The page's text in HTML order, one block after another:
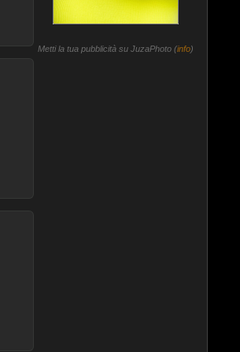
Metti la tua pubblicità su JuzaPhoto (info)